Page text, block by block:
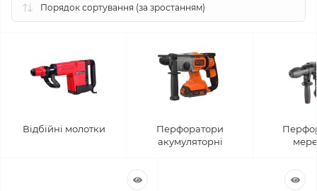
Відбійні молотки
Перфоратори
акумуляторні